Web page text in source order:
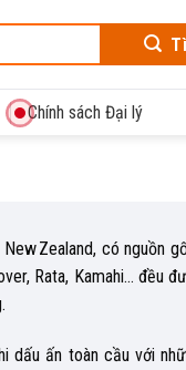
Chính sách Đại lý
Zealand, có nguồn
Rata, Kamahi… đều
ấn toàn cầu với